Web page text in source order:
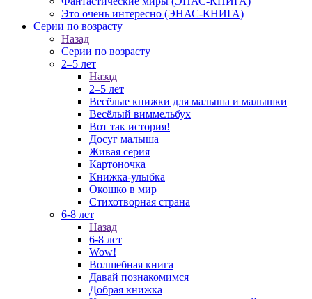
Это очень интересно (ЭНАС-КНИГА)
Серии по возрасту
Назад
Серии по возрасту
2–5 лет
Назад
2–5 лет
Весёлые книжки для малыша и малышки
Весёлый виммельбух
Вот так история!
Досуг малыша
Живая серия
Картоночка
Книжка-улыбка
Окошко в мир
Стихотворная страна
6-8 лет
Назад
6-8 лет
Wow!
Волшебная книга
Давай познакомимся
Добрая книжка